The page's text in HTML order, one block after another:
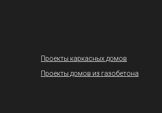
Проекты каркасных домов
Проекты домов из газобетона